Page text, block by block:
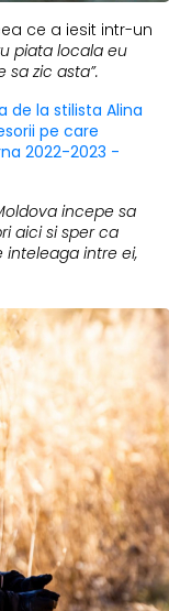
ce a iesit intr-un
piata locala eu
zic asta”.
de la stilista Alina
pe care
2022-2023 -
incepe sa
aici si sper ca
intre ei,